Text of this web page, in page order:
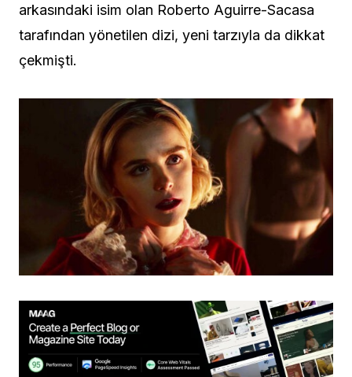
arkasındaki isim olan Roberto Aguirre-Sacasa
tarafından yönetilen dizi, yeni tarzıyla da dikkat
çekmişti.